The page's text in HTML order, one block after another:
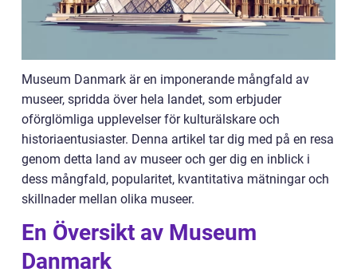
Museum Danmark är en imponerande mångfald av
museer, spridda över hela landet, som erbjuder
oförglömliga upplevelser för kulturälskare och
historiaentusiaster. Denna artikel tar dig med på en resa
genom detta land av museer och ger dig en inblick i
dess mångfald, popularitet, kvantitativa mätningar och
skillnader mellan olika museer.
En Översikt av Museum
Danmark